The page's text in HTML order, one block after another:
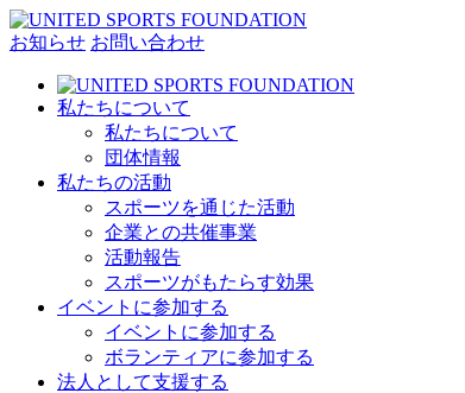
お知らせ お問い合わせ
私たちについて
私たちについて
団体情報
私たちの活動
スポーツを通じた活動
企業との共催事業
活動報告
スポーツがもたらす効果
イベントに参加する
イベントに参加する
ボランティアに参加する
法人として支援する